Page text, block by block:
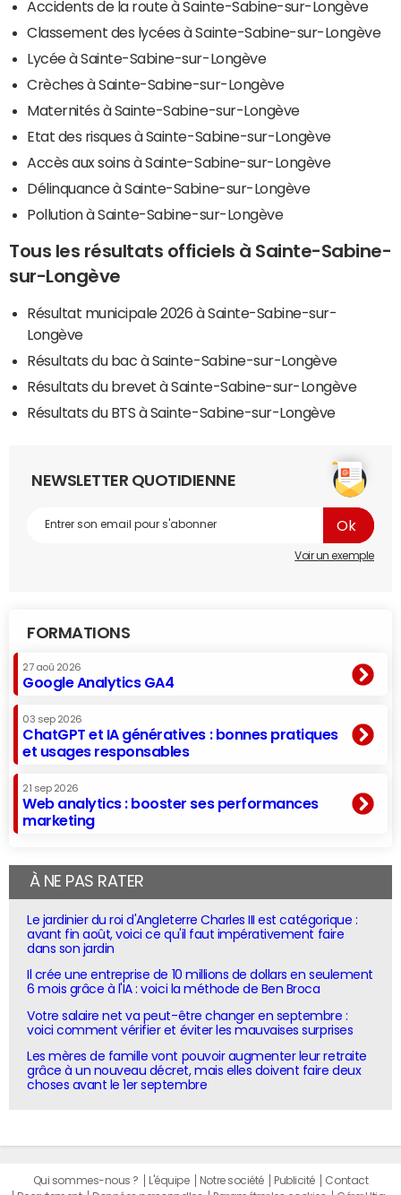
Accidents de la route à Sainte-Sabine-sur-Longève
Classement des lycées à Sainte-Sabine-sur-Longève
Lycée à Sainte-Sabine-sur-Longève
Crèches à Sainte-Sabine-sur-Longève
Maternités à Sainte-Sabine-sur-Longève
Etat des risques à Sainte-Sabine-sur-Longève
Accès aux soins à Sainte-Sabine-sur-Longève
Délinquance à Sainte-Sabine-sur-Longève
Pollution à Sainte-Sabine-sur-Longève
Tous les résultats officiels à Sainte-Sabine-
sur-Longève
Résultat municipale 2026 à Sainte-Sabine-sur-
Longève
Résultats du bac à Sainte-Sabine-sur-Longève
Résultats du brevet à Sainte-Sabine-sur-Longève
Résultats du BTS à Sainte-Sabine-sur-Longève
NEWSLETTER QUOTIDIENNE
Voir un exemple
FORMATIONS
27 aoû 2026
Google Analytics GA4
03 sep 2026
ChatGPT et IA génératives : bonnes pratiques
et usages responsables
21 sep 2026
Web analytics : booster ses performances
marketing
À NE PAS RATER
Le jardinier du roi d'Angleterre Charles III est catégorique :
avant fin août, voici ce qu'il faut impérativement faire
dans son jardin
Il crée une entreprise de 10 millions de dollars en seulement
6 mois grâce à l'IA : voici la méthode de Ben Broca
Votre salaire net va peut-être changer en septembre :
voici comment vérifier et éviter les mauvaises surprises
Les mères de famille vont pouvoir augmenter leur retraite
grâce à un nouveau décret, mais elles doivent faire deux
choses avant le 1er septembre
Qui sommes-nous ? L'équipe Notre société Publicité
Contact